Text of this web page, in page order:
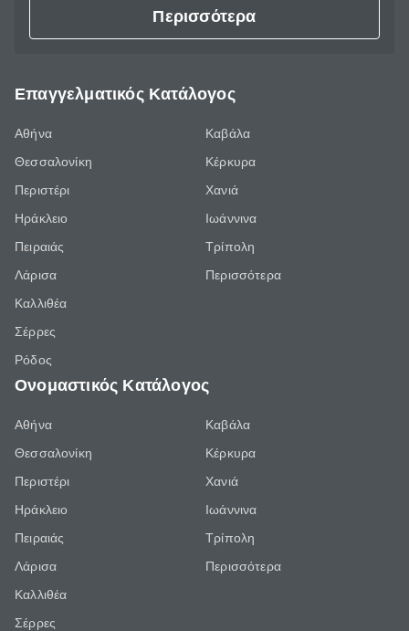
Περισσότερα
Επαγγελματικός Κατάλογος
Αθήνα
Θεσσαλονίκη
Περιστέρι
Ηράκλειο
Πειραιάς
Λάρισα
Καλλιθέα
Σέρρες
Ρόδος
Καβάλα
Κέρκυρα
Χανιά
Ιωάννινα
Τρίπολη
Περισσότερα
Ονομαστικός Κατάλογος
Αθήνα
Θεσσαλονίκη
Περιστέρι
Ηράκλειο
Πειραιάς
Λάρισα
Καλλιθέα
Σέρρες
Καβάλα
Κέρκυρα
Χανιά
Ιωάννινα
Τρίπολη
Περισσότερα